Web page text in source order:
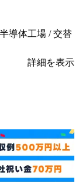
導体工場 / 交替
詳細を表示